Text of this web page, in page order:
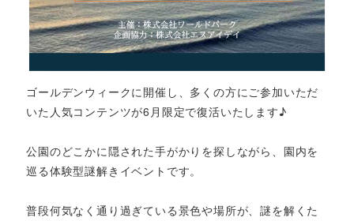
ゴールデンウィークに開催し、多くの方にご参加いただ
いた人気コンテンツが6月限定で復活いたします♪
公園のどこかに隠された手がかりを探しながら、園内を
巡る体験型謎解きイベントです。
普段何気なく通り過ぎている景色や場所が、謎を解くた